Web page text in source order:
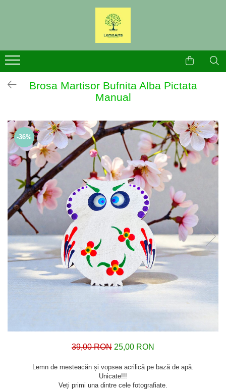
Brose
Broșe Craciun
Brosa Martisor Bufnita Alba Pictata
Manual
-36%
39,00 RON 25,00 RON
Lemn de mesteacăn și vopsea acrilică pe bază de apă.
Unicate!!!
Veți primi una dintre cele fotografiate.